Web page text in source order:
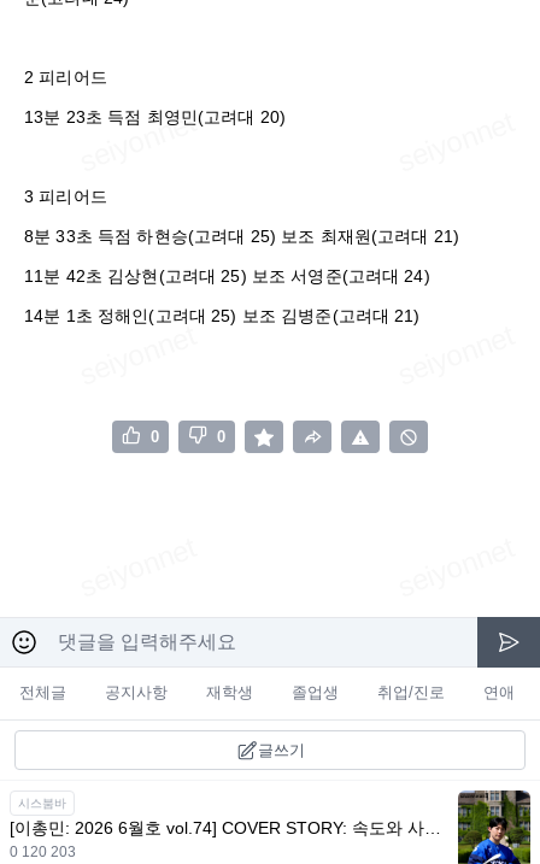
2 피리어드
13분 23초 득점 최영민(고려대 20)
3 피리어드
8분 33초 득점 하현승(고려대 25) 보조 최재원(고려대 21)
11분 42초 김상현(고려대 25) 보조 서영준(고려대 24)
14분 1초 정해인(고려대 25) 보조 김병준(고려대 21)
0 0
전체글 공지사항 재학생 졸업생 취업/진로 연애
글쓰기
시스붐바
0 120 203